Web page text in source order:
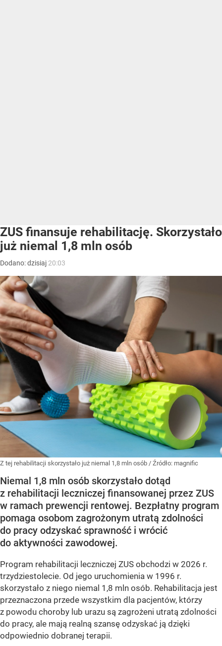
ZUS finansuje rehabilitację. Skorzystało
już niemal 1,8 mln osób
Dodano:dzisiaj 20:03
Z tej rehabilitacji skorzystało już niemal 1,8 mln osób / Źródło: magnific
Niemal 1,8 mln osób skorzystało dotąd
z rehabilitacji leczniczej finansowanej przez ZUS
w ramach prewencji rentowej. Bezpłatny program
pomaga osobom zagrożonym utratą zdolności
do pracy odzyskać sprawność i wrócić
do aktywności zawodowej.
Program rehabilitacji leczniczej ZUS obchodzi w 2026 r.
trzydziestolecie. Od jego uruchomienia w 1996 r.
skorzystało z niego niemal 1,8 mln osób. Rehabilitacja jest
przeznaczona przede wszystkim dla pacjentów, którzy
z powodu choroby lub urazu są zagrożeni utratą zdolności
do pracy, ale mają realną szansę odzyskać ją dzięki
odpowiednio dobranej terapii.